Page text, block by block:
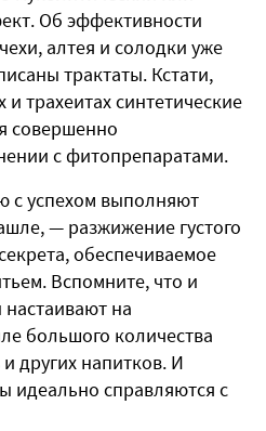
Об эффективности
алтея и солодки уже
трактаты. Кстати,
трахеитах синтетические
совершенно
с фитопрепаратами.
с успехом выполняют
— разжижение густого
обеспечиваемое
Вспомните, что и
на
большого количества
других напитков. И
идеально справляются с